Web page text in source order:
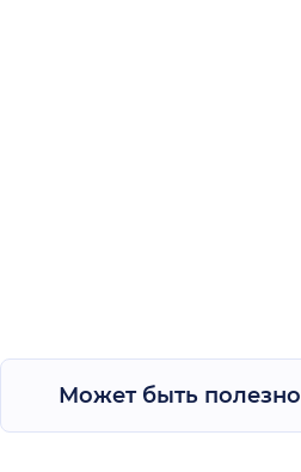
Может быть полезно